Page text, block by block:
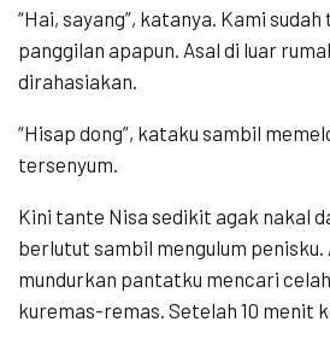
“Hai, sayang”, katanya. Kami
panggilan apapun. Asal di luar
dirahasiakan.
“Hisap dong”, kataku sambil
tersenyum.
Kini tante Nisa sedikit agak nakal
berlutut sambil mengulum penisku.
mundurkan pantatku mencari
kuremas-remas. Setelah 10 menit